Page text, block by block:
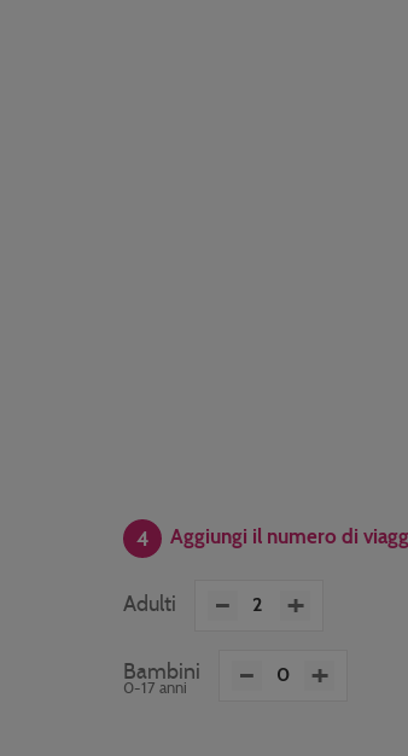
4 Aggiungi il numero di
Adulti - +
Bambini
0-17 anni - +